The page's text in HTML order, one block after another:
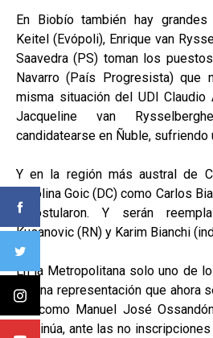
En Biobío también hay grandes
Keitel (Evópoli), Enrique van
Saavedra (PS) toman los
Navarro (País Progresista) que
misma situación del UDI Claudio
Jacqueline van
candidatearse en Ñuble, sufriendo
Y en la región más austral de
Carolina Goic (DC) como Carlos
repostularon. Y serán
Kusanovic (RN) y Karim Bianchi
En la Metropolitana solo uno de
en una representación que ahora
así como Manuel José
continúa, ante las no